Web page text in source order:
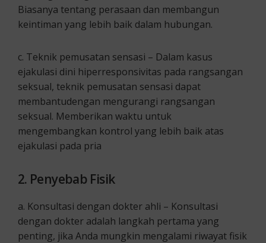
Biasanya tentang perasaan dan membangun
keintiman yang lebih baik dalam hubungan.
c. Teknik pemusatan sensasi – Dalam kasus
ejakulasi dini hiperresponsivitas pada rangsangan
seksual, teknik pemusatan sensasi dapat
membantudengan mengurangi rangsangan
seksual. Memberikan waktu untuk
mengembangkan kontrol yang lebih baik atas
ejakulasi pada pria
2. Penyebab Fisik
a. Konsultasi dengan dokter ahli – Konsultasi
dengan dokter adalah langkah pertama yang
penting, jika Anda mungkin mengalami riwayat fisik